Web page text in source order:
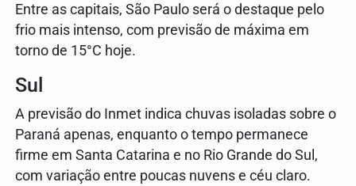
Entre as capitais, São Paulo será o destaque pelo
frio mais intenso, com previsão de máxima em
torno de 15°C hoje.
Sul
A previsão do Inmet indica chuvas isoladas sobre o
Paraná apenas, enquanto o tempo permanece
firme em Santa Catarina e no Rio Grande do Sul,
com variação entre poucas nuvens e céu claro.